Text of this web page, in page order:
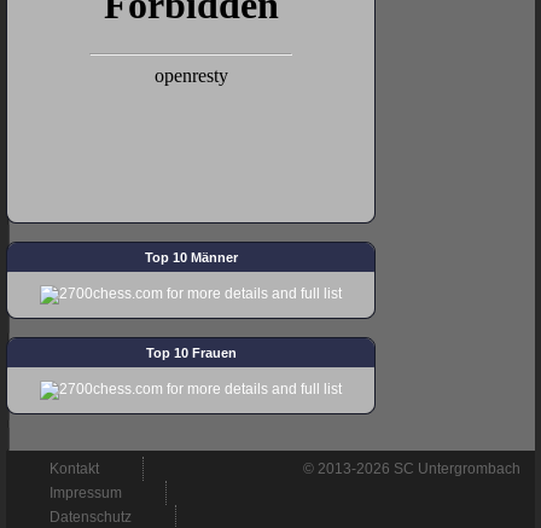
Top 10 Männer
Top 10 Frauen
© 2013-2026 SC Untergrombach
Navigation
überspringen
Kontakt
Impressum
Datenschutz